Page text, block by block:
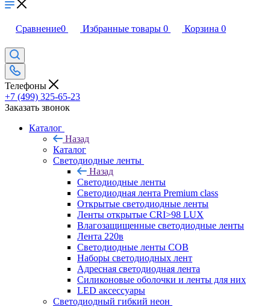
Сравнение0 Избранные товары 0 Корзина 0
Телефоны
+7 (499) 325-65-23
Заказать звонок
Каталог
Назад
Каталог
Светодиодные ленты
Назад
Светодиодные ленты
Светодиодная лента Premium class
Открытые светодиодные ленты
Ленты открытые CRI>98 LUX
Влагозащищенные светодиодные ленты
Лента 220в
Светодиодные ленты COB
Наборы светодиодных лент
Адресная светодиодная лента
Силиконовые оболочки и ленты для них
LED аксессуары
Светодиодный гибкий неон